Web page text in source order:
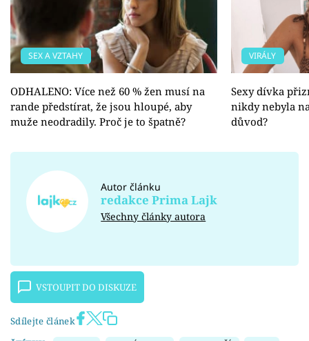
SEX A VZTAHY
ODHALENO: Více než 60 % žen musí na
rande předstírat, že jsou hloupé, aby
muže neodradily. Proč je to špatně?
VIRÁLY
Sexy dívka
nikdy nebyla
důvod?
Autor článku
redakce Prima Lajk
Všechny články autora
VSTOUPIT DO DISKUZE
Sdílejte článek